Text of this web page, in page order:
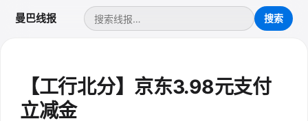
曼巴线报
【工行北分】京东3.98元支付
立减金